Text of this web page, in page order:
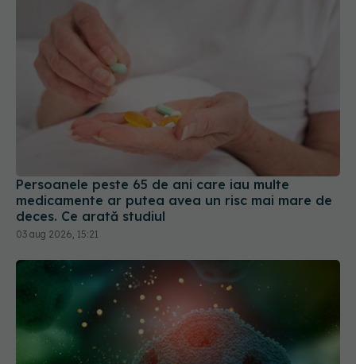
Persoanele peste 65 de ani care iau multe
medicamente ar putea avea un risc mai mare de
deces. Ce arată studiul